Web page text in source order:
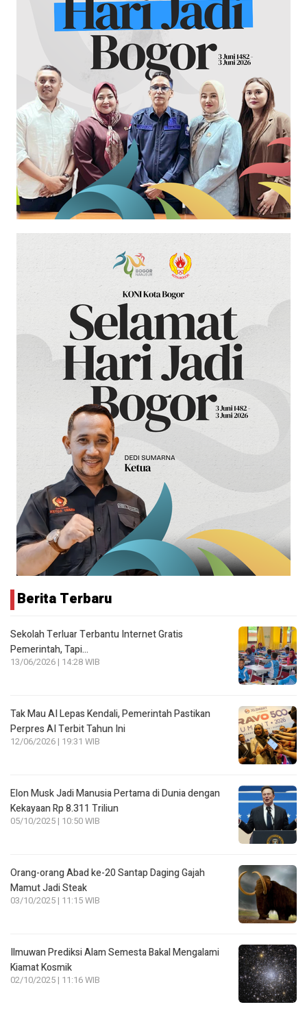
Berita Terbaru
Sekolah Terluar Terbantu Internet Gratis
Pemerintah, Tapi…
13/06/2026 | 14:28 WIB
Tak Mau AI Lepas Kendali, Pemerintah Pastikan
Perpres AI Terbit Tahun Ini
12/06/2026 | 19:31 WIB
Elon Musk Jadi Manusia Pertama di Dunia dengan
Kekayaan Rp 8.311 Triliun
05/10/2025 | 10:50 WIB
Orang-orang Abad ke-20 Santap Daging Gajah
Mamut Jadi Steak
03/10/2025 | 11:15 WIB
Ilmuwan Prediksi Alam Semesta Bakal Mengalami
Kiamat Kosmik
02/10/2025 | 11:16 WIB